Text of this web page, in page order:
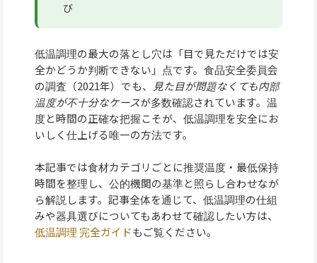
び
低温調理の最大の落とし穴は「目で見ただけでは安
全かどうか判断できない」点です。食品安全委員会
の調査（2021年）でも、
見た目が問題なくても内部
温度が不十分なケースが多数確認されています。温
度と時間の正確な把握こそが、低温調理を安全にお
いしく仕上げる唯一の方法です。
本記事では食材カテゴリごとに推奨温度・最低保持
時間を整理し、公的機関の基準と照らし合わせなが
ら解説します。記事全体を通じて、低温調理の仕組
みや器具選びについてもあわせて確認したい方は、
低温調理 完全ガイドもご覧ください。